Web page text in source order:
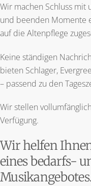
Wir machen Schluss mit
und beenden Momente
auf die Altenpflege
Keine ständigen
bieten Schlager,
– passend zu den
Wir stellen
Verfügung.
Wir helfen
eines bedarfs-